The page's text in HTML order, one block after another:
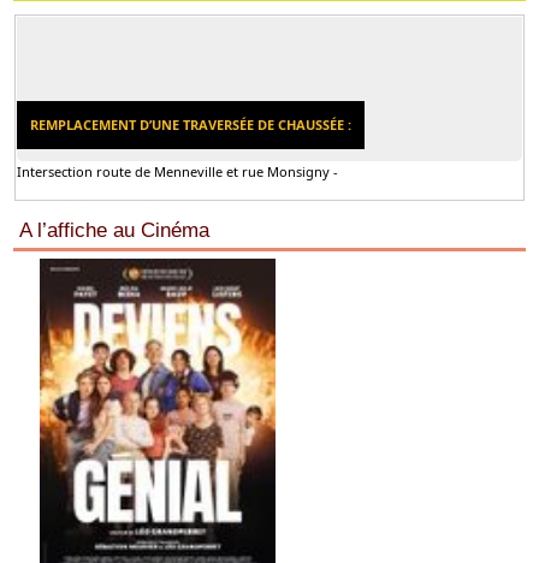
REMPLACEMENT D’UNE TRAVERSÉE DE CHAUSSÉE :
Intersection route de Menneville et rue Monsigny -
A l’affiche au Cinéma